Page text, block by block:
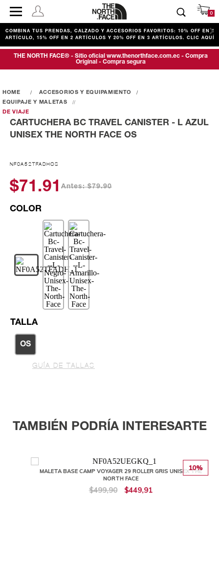
0
COMBINA TUS PRENDAS, CALZADO Y ACCESORIOS FAVORITOS: 10% OFF EN 1
ARTÍCULO, 15% OFF EN 2 ARTÍCULOS Y 20% OFF EN 3 ARTÍCULOS. CLIC AQUÍ
THE NORTH FACE® - Sitio oficial www.thenorthface.com.ec - Compra
Original - Compra segura
ACCESORIOS Y EQUIPAMIENTO
EQUIPAJE Y MALETAS
DE VIAJE
CARTUCHERA BC TRAVEL CANISTER - L AZUL
UNISEX THE NORTH FACE OS
NF0A52TFADHOS
$71.91 Antes: $79.90
TALLA
OS
GUÍA DE TALLAS
TAMBIÉN PODRÍA INTERESARTE
10%
MALETA BASE CAMP VOYAGER 29 ROLLER GRIS UNISEX THE
NORTH FACE
$499,90 $449,91